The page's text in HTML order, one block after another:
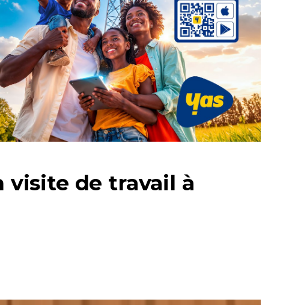
visite de travail à